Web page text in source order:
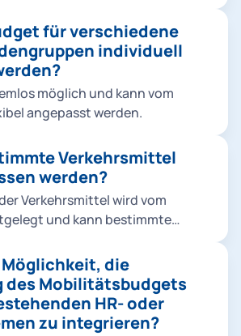
Weitere Mechanismen, wie z. B.
sind von der
Handhabung abhängig.
Sie gerne im Rahmen eines
näher informieren.
für verschiedene
individuell
möglich und kann vom
angepasst werden.
Verkehrsmittel
werden?
Verkehrsmittel wird vom
und kann bestimmte
Fall sein, wenn der Arbeitgeber
Verkehrsstrategie verfolgt und
Optionen priorisiert.
die
des Mobilitätsbudgets
HR- oder
zu integrieren?